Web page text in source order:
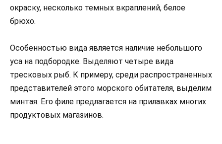
окраску, несколько темных вкраплений, белое
брюхо.
Особенностью вида является наличие небольшого
уса на подбородке. Выделяют четыре вида
тресковых рыб. К примеру, среди распространенных
представителей этого морского обитателя, выделим
минтая. Его филе предлагается на прилавках многих
продуктовых магазинов.